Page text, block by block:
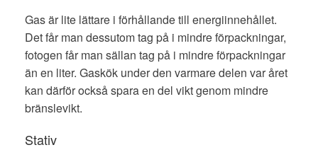
Gas är lite lättare i förhållande till energiinnehållet.
Det får man dessutom tag på i mindre förpackningar,
fotogen får man sällan tag på i mindre förpackningar
än en liter. Gaskök under den varmare delen var året
kan därför också spara en del vikt genom mindre
bränslevikt.
Stativ